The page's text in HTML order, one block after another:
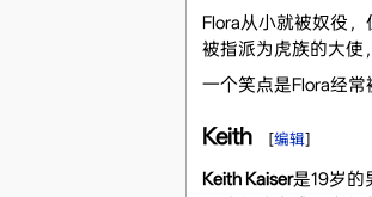
Flora从小就被奴役
被指派为虎族的大使
一个笑点是Flora经常
Keith [编辑]
Keith Kaiser是19岁的